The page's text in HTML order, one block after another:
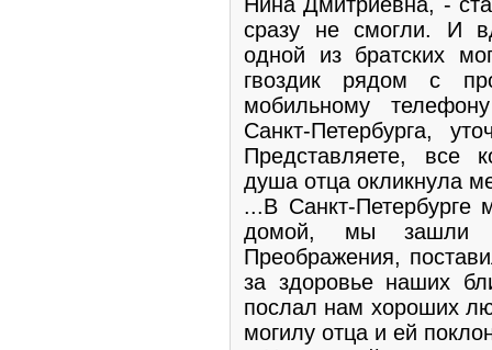
сразу не смогли. И
одной из братских
гвоздик рядом с
мобильному
Санкт-Петербурга,
Представляете, все
душа отца окликнула
...В Санкт-
домой, мы зашли
Преображения,
за здоровье наших
послал нам хороших
могилу отца и ей